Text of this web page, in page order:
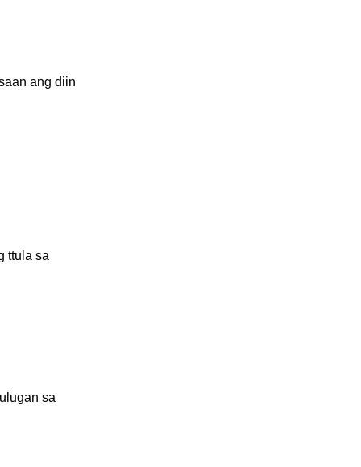
ang diin
ttula sa
sa